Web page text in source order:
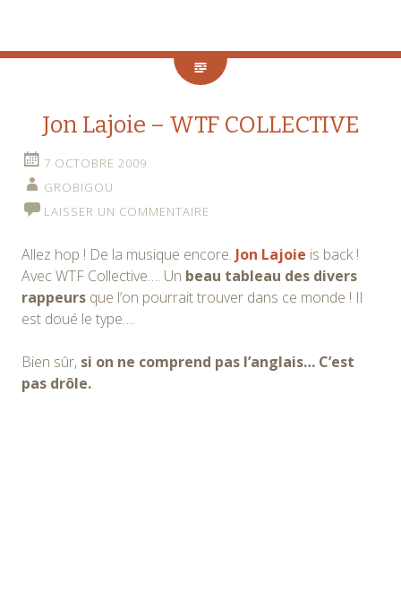
Jon Lajoie – WTF COLLECTIVE
7 OCTOBRE 2009
GROBIGOU
LAISSER UN COMMENTAIRE
Allez hop ! De la musique encore. Jon Lajoie is back !
Avec WTF Collective…. Un beau tableau des divers
rappeurs que l’on pourrait trouver dans ce monde ! Il
est doué le type….
Bien sûr, si on ne comprend pas l’anglais… C’est
pas drôle.